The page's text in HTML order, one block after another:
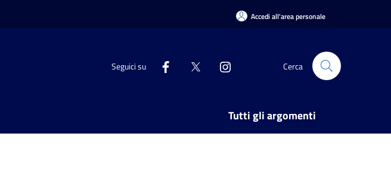
Accedi all'area personale
Seguici su Cerca
Tutti gli argomenti